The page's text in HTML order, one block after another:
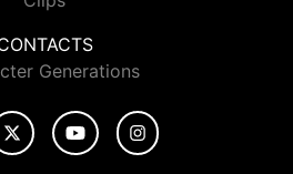
Generations